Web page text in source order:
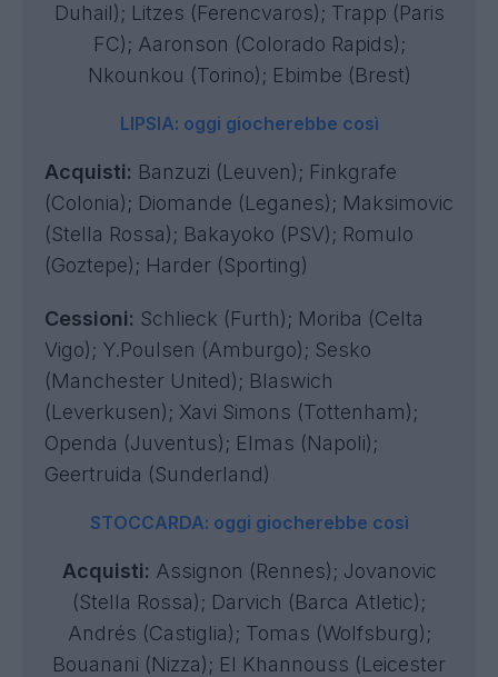
Duhail); Litzes (Ferencvaros); Trapp (Paris
FC); Aaronson (Colorado Rapids);
Nkounkou (Torino); Ebimbe (Brest)
LIPSIA: oggi giocherebbe così
Acquisti: Banzuzi (Leuven); Finkgrafe
(Colonia); Diomande (Leganes); Maksimovic
(Stella Rossa); Bakayoko (PSV); Romulo
(Goztepe); Harder (Sporting)
Cessioni: Schlieck (Furth); Moriba (Celta
Vigo); Y.Poulsen (Amburgo); Sesko
(Manchester United); Blaswich
(Leverkusen); Xavi Simons (Tottenham);
Openda (Juventus); Elmas (Napoli);
Geertruida (Sunderland)
STOCCARDA: oggi giocherebbe così
Acquisti: Assignon (Rennes); Jovanovic
(Stella Rossa); Darvich (Barca Atletic);
Andrés (Castiglia); Tomas (Wolfsburg);
Bouanani (Nizza); El Khannouss (Leicester